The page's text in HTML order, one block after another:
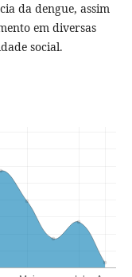
da dengue, assim
em diversas
social.